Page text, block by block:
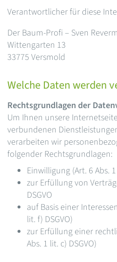
Verantwortlicher für diese
Der Baum-Profi – Sven
Wittengarten 13
33775 Versmold
Welche Daten werden
Rechtsgrundlagen der
Um Ihnen unsere
verbundenen
verarbeiten wir
folgender Rechtsgrundlagen:
Einwilligung (Art. 6 Abs.
zur Erfüllung von
DSGVO
auf Basis einer
lit. f) DSGVO)
zur Erfüllung einer
Abs. 1 lit. c) DSGVO)